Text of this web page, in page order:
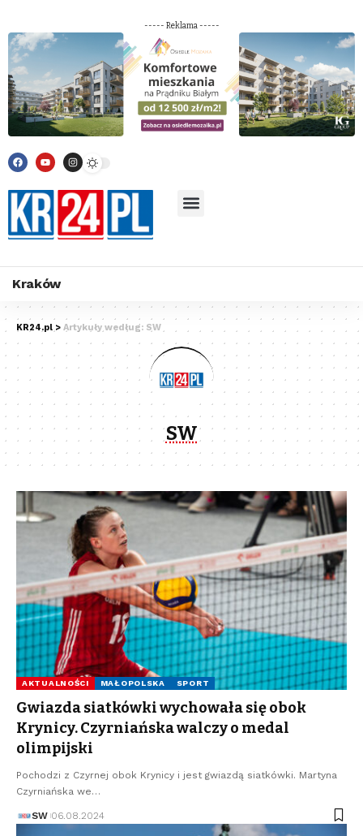
----- Reklama -----
Kraków
KR24.pl > Artykuły według: SW
SW
AKTUALNOŚCI MAŁOPOLSKA SPORT
Gwiazda siatkówki wychowała się obok
Krynicy. Czyrniańska walczy o medal
olimpijski
Pochodzi z Czyrnej obok Krynicy i jest gwiazdą siatkówki. Martyna
Czyrniańska we…
SW 06.08.2024